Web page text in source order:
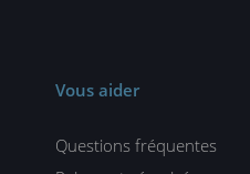
Vous aider
Questions fréquentes